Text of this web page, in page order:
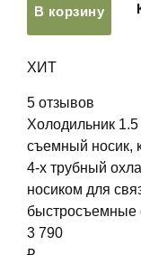
В корзину
ХИТ
5 отзывов
Холодильник
съемный носик,
4-х трубный
носиком для
быстросъемные
3 790